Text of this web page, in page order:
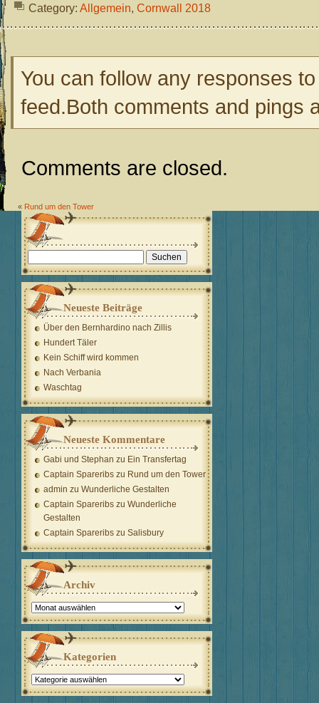
Category: Allgemein, Cornwall 2018
You can follow any responses
feed.Both comments and pings
Comments are closed.
« Rund um den Tower
Suchen
nach:
Neueste Beiträge
Über den Bernhardino nach Zillis
Hundert Täler
Kein Schiff wird kommen
Nach Verbania
Waschtag
Neueste Kommentare
Gabi und Stephan zu Ein Transfertag
Captain Spareribs zu Rund um den Tower
admin zu Wunderliche Gestalten
Captain Spareribs zu Wunderliche
Gestalten
Captain Spareribs zu Salisbury
Archiv
Archiv
Kategorien
Kategorien